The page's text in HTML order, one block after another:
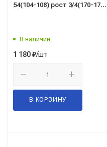
54(104-108) рост 3/4(170-176)
В наличии
1 180₽/шт
В КОРЗИНУ